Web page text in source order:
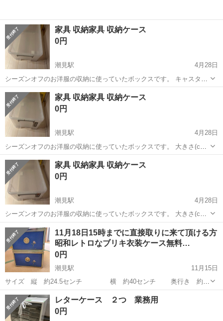
家具 収納家具 収納ケース
0円
潮見駅
4月28日
シーズンオフのお洋服の収納に使っていたボックスです。 キャスター
付きです。 同じ型のものを複数出品しております。 大きさ(cm) 幅
39.2 奥行71.6 高さ31.3
東京 江東区 潮見駅 収納家具
家具 収納家具 収納ケース
0円
潮見駅
4月28日
シーズンオフのお洋服の収納に使っていたボックスです。 大きさ(cm)
幅39.2 奥行71.6 高さ31.3
東京 江東区 潮見駅 収納家具
家具 収納家具 収納ケース
0円
潮見駅
4月28日
シーズンオフのお洋服の収納に使っていたボックスです。 大きさ(cm)
幅39.2 奥行71.6 高さ31.3
東京 江東区 潮見駅 収納家具 ケース
11月18日15時までに直接取りに来て頂ける方
昭和レトロなブリキ衣装ケース無料…
0円
潮見駅
11月15日
サイズ 縦 約24.5センチ 横 約40センチ 奥行き 約70
センチ ※現地での受け渡しが可能な方に無料でお譲り致します。 昭和
レトロなブリキの衣装ケースです。 レトロ家具などお好きな方いかが
でしょうか？
東京 江東区 潮見駅 ブリキ
レターケース ２つ 業務用
0円